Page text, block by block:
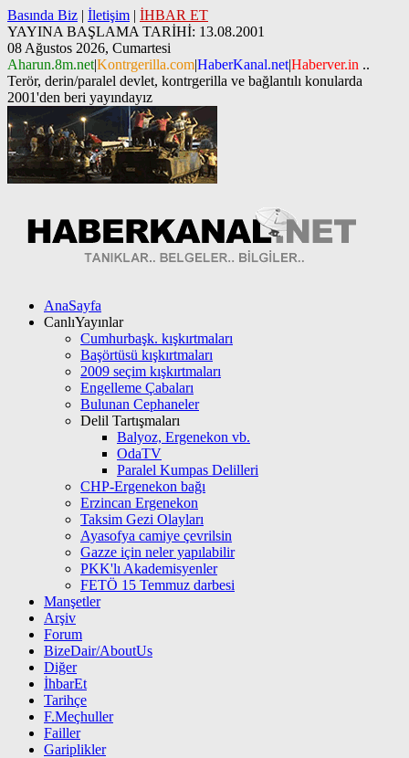
Basında Biz | İletişim | İHBAR ET
YAYINA BAŞLAMA TARİHİ: 13.08.2001
08 Ağustos 2026, Cumartesi
Aharun.8m.net|Kontrgerilla.com|HaberKanal.net|Haberver.in ..
Terör, derin/paralel devlet, kontrgerilla ve bağlantılı konularda
2001'den beri yayındayız
AnaSayfa
CanlıYayınlar
Cumhurbaşk. kışkırtmaları
Başörtüsü kışkırtmaları
2009 seçim kışkırtmaları
Engelleme Çabaları
Bulunan Cephaneler
Delil Tartışmaları
Balyoz, Ergenekon vb.
OdaTV
Paralel Kumpas Delilleri
CHP-Ergenekon bağı
Erzincan Ergenekon
Taksim Gezi Olayları
Ayasofya camiye çevrilsin
Gazze için neler yapılabilir
PKK'lı Akademisyenler
FETÖ 15 Temmuz darbesi
Manşetler
Arşiv
Forum
BizeDair/AboutUs
Diğer
İhbarEt
Tarihçe
F.Meçhuller
Failler
Gariplikler